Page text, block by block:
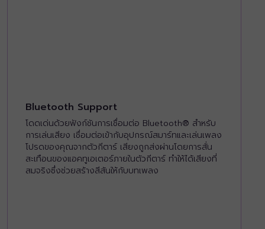
Bluetooth Support
โดดเด่นด้วยฟังก์ชันการเชื่อมต่อ Bluetooth® สำหรับ
การเล่นเสียง เชื่อมต่อเข้ากับอุปกรณ์สมาร์ทและเล่นเพลง
โปรดของคุณจากตัวกีตาร์ เสียงถูกส่งผ่านโดยการสั่น
สะเทือนของแอคทูเอเตอร์ภายในตัวกีตาร์ ทำให้ได้เสียงที่
สมจริงซึ่งช่วยสร้างสีสันให้กับบทเพลง